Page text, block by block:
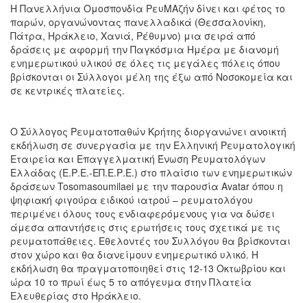
Η Πανελλήνια Ομοσπονδία ΡευΜΑζήν δίνει και φέτος το
παρών, οργανώνοντας πανελλαδικά (Θεσσαλονίκη,
Πάτρα, Ηράκλειο, Χανιά, Ρέθυμνο) μια σειρά από
δράσεις με αφορμή την Παγκόσμια Ημέρα με διανομή
ενημερωτικού υλικού σε όλες τις μεγάλες πόλεις όπου
βρίσκονται οι Σύλλογοι μέλη της έξω από Νοσοκομεία και
σε κεντρικές πλατείες.
Ο Σύλλογος Ρευματοπαθών Κρήτης διοργανώνει ανοικτή
εκδήλωση σε συνεργασία με την Ελληνική Ρευματολογική
Εταιρεία και Επαγγελματική Ένωση Ρευματολόγων
Ελλάδας (Ε.Ρ.Ε.-ΕΠ.Ε.Ρ.Ε.) στο πλαίσιο των ενημερωτικών
δράσεων Tosomasoumilaei με την παρουσία Avatar όπου η
ψηφιακή φιγούρα ειδικού ιατρού – ρευματολόγου
περιμένει όλους τους ενδιαφερόμενους για να δώσει
άμεσα απαντήσεις στις ερωτήσεις τους σχετικά με τις
ρευματοπάθειες. Εθελοντές του Συλλόγου θα βρίσκονται
στον χώρο και θα διανείμουν ενημερωτικό υλικό. Η
εκδήλωση θα πραγματοποιηθεί στις 12-13 Οκτωβρίου και
ώρα 10 το πρωί έως 5 το απόγευμα στην Πλατεία
Ελευθερίας στο Ηράκλειο.